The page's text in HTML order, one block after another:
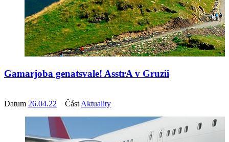
Gamarjoba genatsvale! AsstrA v Gruzii
Datum 26.04.22 Část Aktuality